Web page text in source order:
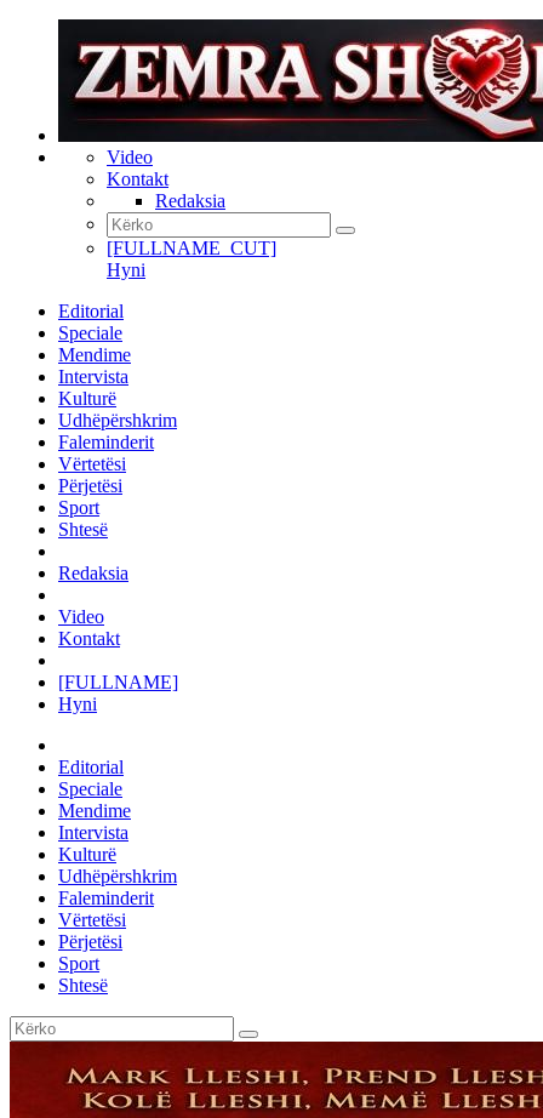
Video
Kontakt
Redaksia
[FULLNAME_CUT]
Hyni
Editorial
Speciale
Mendime
Intervista
Kulturë
Udhëpërshkrim
Faleminderit
Vërtetësi
Përjetësi
Sport
Shtesë
Redaksia
Video
Kontakt
[FULLNAME]
Hyni
Editorial
Speciale
Mendime
Intervista
Kulturë
Udhëpërshkrim
Faleminderit
Vërtetësi
Përjetësi
Sport
Shtesë